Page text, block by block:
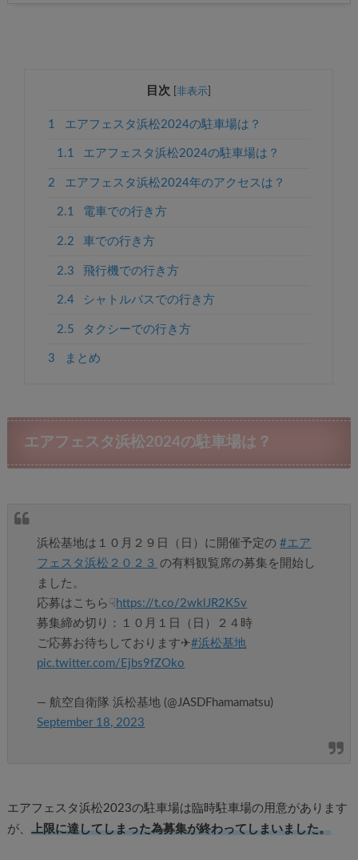
目次 [非表示
1 エアフェスタ浜松2024の駐車場は？
1.1 エアフェスタ浜松2024の駐車場は？
2 エアフェスタ浜松2024年のアクセスは？
2.1 電車での行き方
2.2 車での行き方
2.3 飛行機での行き方
2.4 シャトルバスでの行き方
2.5 タクシーでの行き方
3 まとめ
エアフェスタ浜松2024の駐車場は？
浜松基地は１０月２９日（日）に開催予定の#エア
フェスタ浜松２０２３ の有料観覧席の募集を開始し
ました。
応募はこちら☟ https://t.co/2wklJR2K5v
募集締め切り：１０月１日（日）２４時
ご応募お待ちしております✈#浜松基地
pic.twitter.com/Ejbs9fZOko
— 航空自衛隊 浜松基地 (@JASDFhamamatsu)
September 18, 2023
エアフェスタ浜松2023の駐車場は臨時駐車場の用意があります
が、 上限に達してしまった為募集が終わってしまいました。